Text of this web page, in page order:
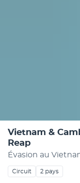
Vietnam &
Reap
Évasion au
Circuit 2 pays